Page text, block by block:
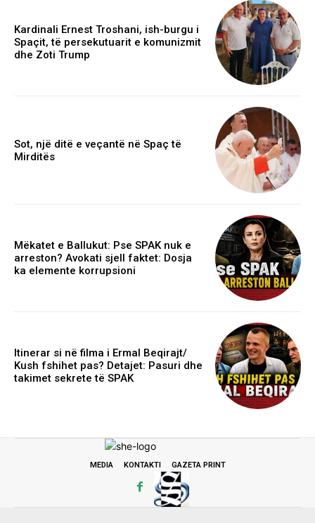
Kardinali Ernest Troshani, ish-burgu i
Spaçit, të persekutuarit e komunizmit
dhe Zoti Trump
Sot, një ditë e veçantë në Spaç të
Mirditës
Mëkatet e Ballukut: Pse SPAK nuk e
arreston? Avokati sjell faktet: Dosja
ka elemente korrupsioni
Itinerar si në filma i Ermal Beqirajt/
Kush fshihet pas? Detajet: Pasuri dhe
takimet sekrete të SPAK
MEDIA KONTAKTI GAZETA PRINT